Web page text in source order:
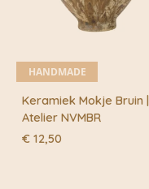
HANDMADE
Keramiek Mokje Bruin |
Atelier NVMBR
€ 12,50